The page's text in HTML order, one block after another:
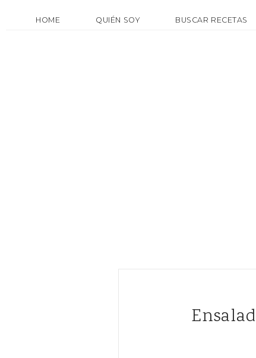
HOME QUIÉN SOY BUSCAR RECETAS
Ensalada de garbanzos con pimientos de colores y